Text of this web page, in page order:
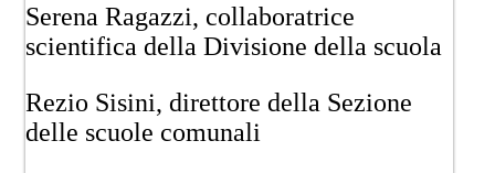
Serena Ragazzi, collaboratrice
scientifica della Divisione della scuola
Rezio Sisini, direttore della Sezione
delle scuole comunali